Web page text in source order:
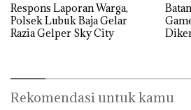
Respons Laporan Warga,
Polsek Lubuk Baja Gelar
Razia Gelper Sky City
Rekomendasi untuk kamu